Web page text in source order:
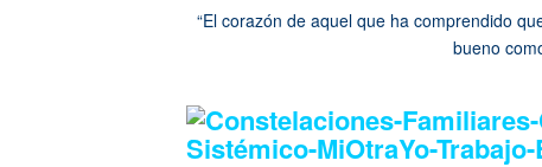
“El corazón de aquel que ha comprendido
bueno